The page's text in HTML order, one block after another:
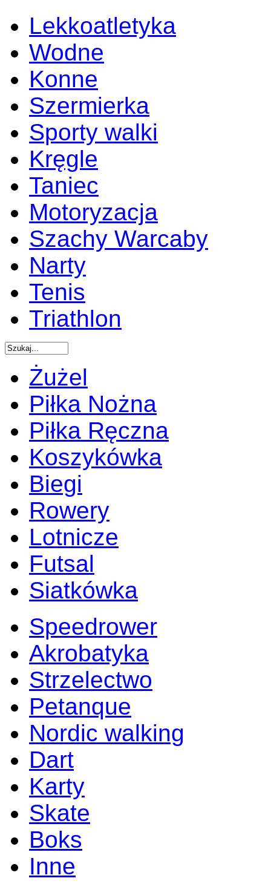
Lekkoatletyka
Wodne
Konne
Szermierka
Sporty walki
Kręgle
Taniec
Motoryzacja
Szachy Warcaby
Narty
Tenis
Triathlon
Żużel
Piłka Nożna
Piłka Ręczna
Koszykówka
Biegi
Rowery
Lotnicze
Futsal
Siatkówka
Speedrower
Akrobatyka
Strzelectwo
Petanque
Nordic walking
Dart
Karty
Skate
Boks
Inne